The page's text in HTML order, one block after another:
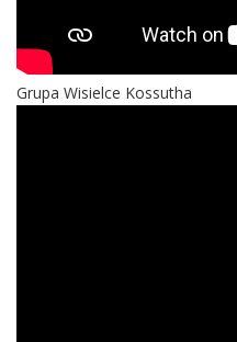
Grupa Wisielce Kossutha